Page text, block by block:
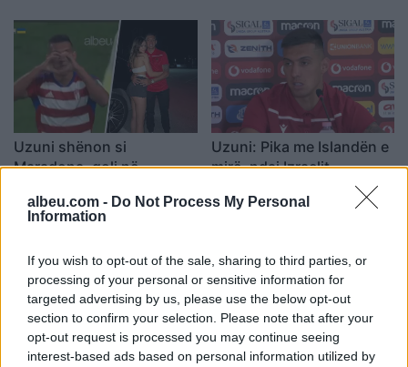
albeu.com - Do Not Process My Personal
Information
If you wish to opt-out of the sale, sharing to third parties, or
processing of your personal or sensitive information for
targeted advertising by us, please use the below opt-out
section to confirm your selection. Please note that after your
opt-out request is processed you may continue seeing
interest-based ads based on personal information utilized by
Uzuni shënon si
Maradona, goli në
dedikoi të dashurës
(VIDEO)
09:38 / 21/08/2022
Uzuni: Pika me Islandën e
mirë, ndaj Izraelit
mendojmë veç fitoren
schedule 14:50 / 08/06/2022